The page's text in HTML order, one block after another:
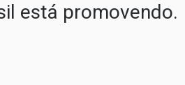
está promovendo.